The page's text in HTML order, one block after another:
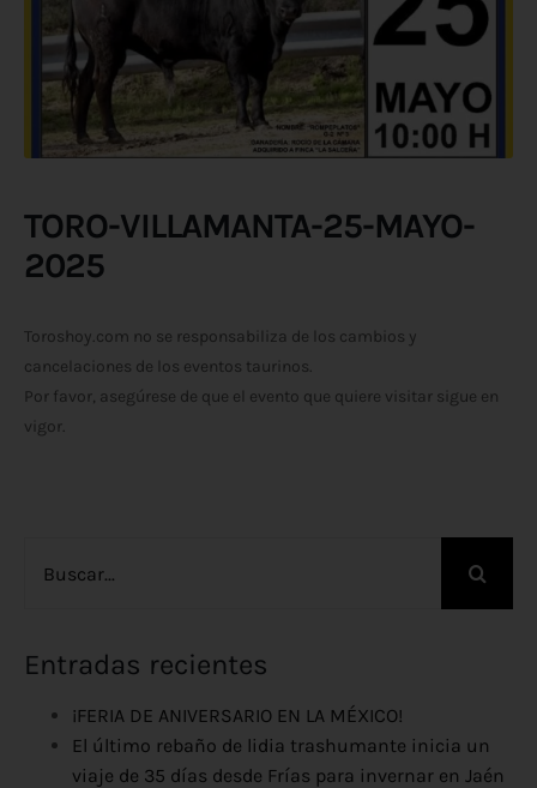
TORO-VILLAMANTA-25-MAYO-
2025
Toroshoy.com no se responsabiliza de los cambios y
cancelaciones de los eventos taurinos.
Por favor, asegúrese de que el evento que quiere visitar sigue en
vigor.
Entradas recientes
¡FERIA DE ANIVERSARIO EN LA MÉXICO!
El último rebaño de lidia trashumante inicia un
viaje de 35 días desde Frías para invernar en Jaén